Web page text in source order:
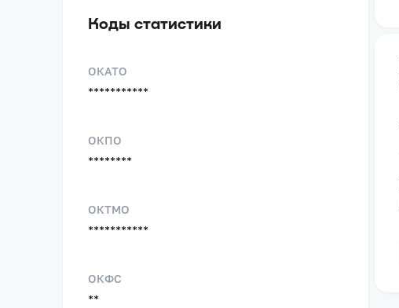
Коды статистики
ОКАТО
***********
ОКПО
********
ОКТМО
***********
ОКФС
**